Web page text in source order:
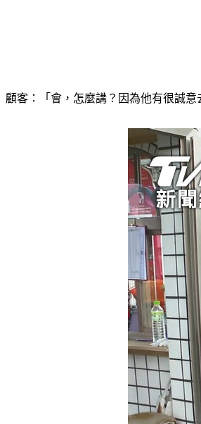
顧客：「會，怎麼講？因為他有很誠意